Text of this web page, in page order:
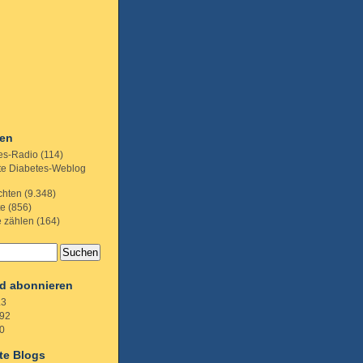
Radio (114)
Diabetes-Weblog
(9.348)
(856)
zählen (164)
abonnieren
Blogs